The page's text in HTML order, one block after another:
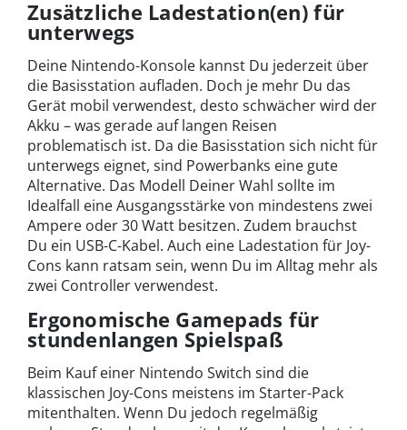
Zusätzliche Ladestation(en) für
unterwegs
Deine Nintendo-Konsole kannst Du jederzeit über
die Basisstation aufladen. Doch je mehr Du das
Gerät mobil verwendest, desto schwächer wird der
Akku – was gerade auf langen Reisen
problematisch ist. Da die Basisstation sich nicht für
unterwegs eignet, sind Powerbanks eine gute
Alternative. Das Modell Deiner Wahl sollte im
Idealfall eine Ausgangsstärke von mindestens zwei
Ampere oder 30 Watt besitzen. Zudem brauchst
Du ein USB-C-Kabel. Auch eine Ladestation für Joy-
Cons kann ratsam sein, wenn Du im Alltag mehr als
zwei Controller verwendest.
Ergonomische Gamepads für
stundenlangen Spielspaß
Beim Kauf einer Nintendo Switch sind die
klassischen Joy-Cons meistens im Starter-Pack
mitenthalten. Wenn Du jedoch regelmäßig